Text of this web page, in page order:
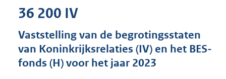
s
g
r
36 200 IV
Vaststelling van de begrotingsstaten
van Koninkrijksrelaties (IV) en het BES-
fonds (H) voor het jaar 2023